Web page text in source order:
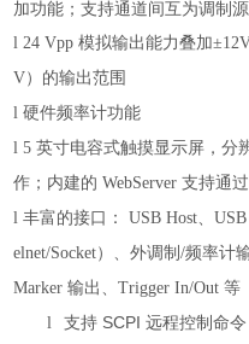
加功能；支持通道间互为调制源
l 24 Vpp模拟输出能力叠加
V）的输出范围
l 硬件频率计功能
l 5英寸电容式触摸显示屏，分
作；内建的 WebServer支持通
l 丰富的接口： USB Host 、
elnet/Socket）、外调制/频率计
Marker输出、Trigger In/Out等
l 支持 SCPI 远程控制命